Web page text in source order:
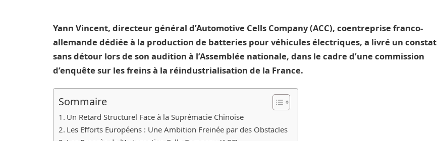
Yann Vincent, directeur général d’Automotive Cells Company (ACC), coentreprise franco-
allemande dédiée à la production de batteries pour véhicules électriques, a livré un constat
sans détour lors de son audition à l’Assemblée nationale, dans le cadre d’une commission
d’enquête sur les freins à la réindustrialisation de la France.
Sommaire
Un Retard Structurel Face à la Suprémacie Chinoise
Les Efforts Européens : Une Ambition Freinée par des Obstacles